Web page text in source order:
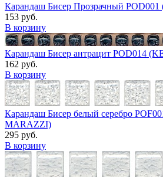
Карандаш Бисер Прозрачный
153 руб.
В корзину
Карандаш Бисер антрацит POD014
162 руб.
В корзину
Карандаш Бисер белый серебро
MARAZZI)
295 руб.
В корзину